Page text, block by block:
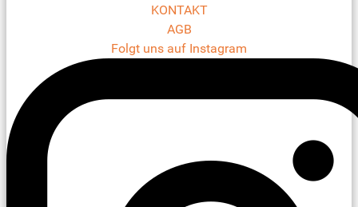
KONTAKT
AGB
Folgt uns auf Instagram